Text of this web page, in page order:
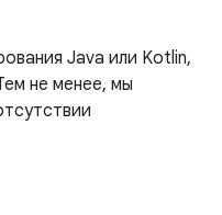
Java или Kotlin,
не менее, мы